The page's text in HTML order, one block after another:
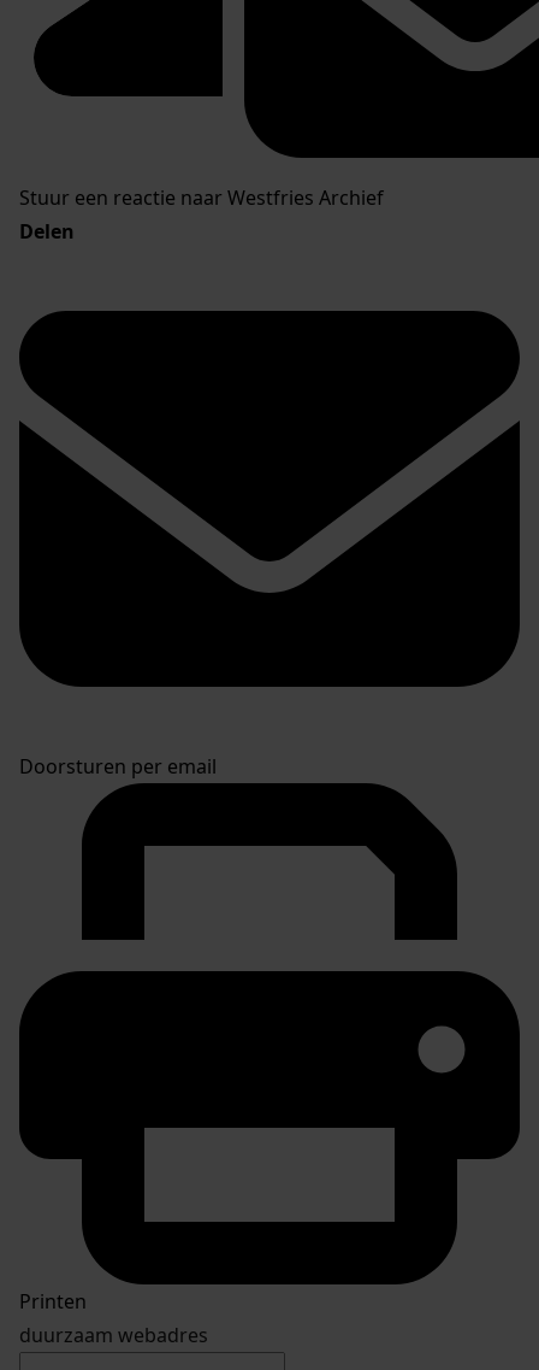
Stuur een reactie naar Westfries Archief
Delen
Doorsturen per email
Printen
duurzaam webadres